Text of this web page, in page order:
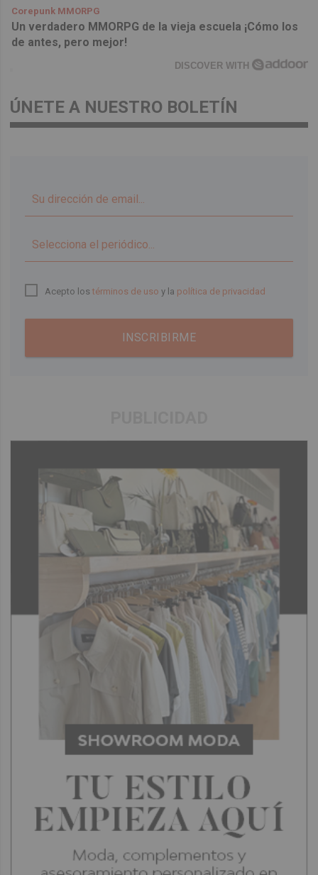
Corepunk MMORPG
Un verdadero MMORPG de la vieja escuela ¡Cómo los
de antes, pero mejor!
DISCOVER WITH
ÚNETE A NUESTRO BOLETÍN
Acepto lostérminos de uso y la política de privacidad
INSCRIBIRME